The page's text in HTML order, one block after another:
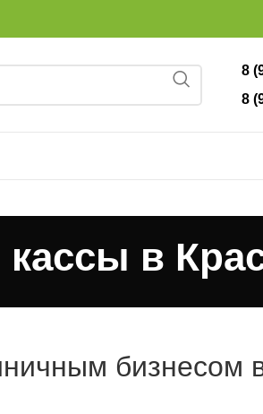
8
8
в
бизнесом